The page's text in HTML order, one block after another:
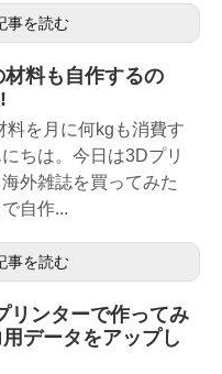
事を読む
料も自作するの
料を月に何kgも消費す
ちは。今日は3Dプリ
外雑誌を買ってみた
自作...
事を読む
リンターで作ってみ
データをアップし